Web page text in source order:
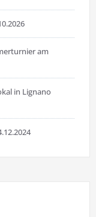
am
in Lignano